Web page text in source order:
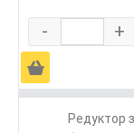
- +
Ä
Редуктор